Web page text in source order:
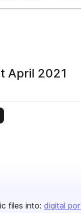
April 2021
publisher
files into: digital